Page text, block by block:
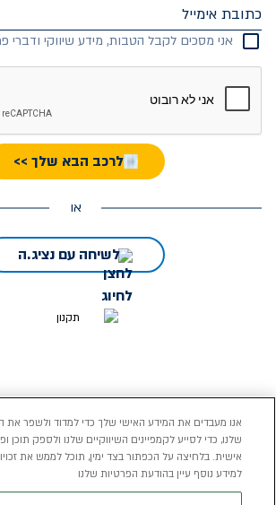
כתובת אימייל
אני מסכים לקבל הטבות, מידע שיווקי ודברי
לרכב הבא שלך >>
או
לשיחה עם נציג.ה
הצהרת נגישות
העמדתה ותנאיה כפופים לשיקול דעתם. אי-עמידה
בהחזר האשראי עלולה לגרור חיוב בריבית פיגורים
אנו מעבדים את המידע האישי שלך כדי למדוד ולשפר את
שלנו, כדי לסייע לקמפיינים השיווקיים שלנו ולספק תוכן
אישית. בלחיצה על הכפתור בצד ימין, תוכל לממש את
למידע נוסף עיין בהודעת הפרטיות שלנו